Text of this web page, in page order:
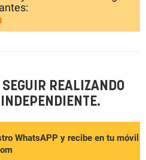
REALIZANDO
WhatsAPP y recibe en tu móvil